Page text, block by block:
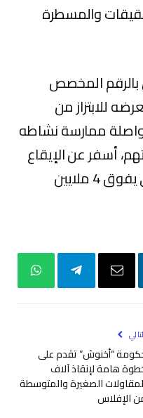
والمسطرة
المخصص
للابتزاز من
ممارسة نشاطه
أسفر عن الإيقاع
به متلبسا باستلام مبلغ مالي يفوق 4 ملايين
“أخنوش” تقدم على
هامة لإنقاذ آلاف
الصغيرة والمتوسطة
الإفلاس